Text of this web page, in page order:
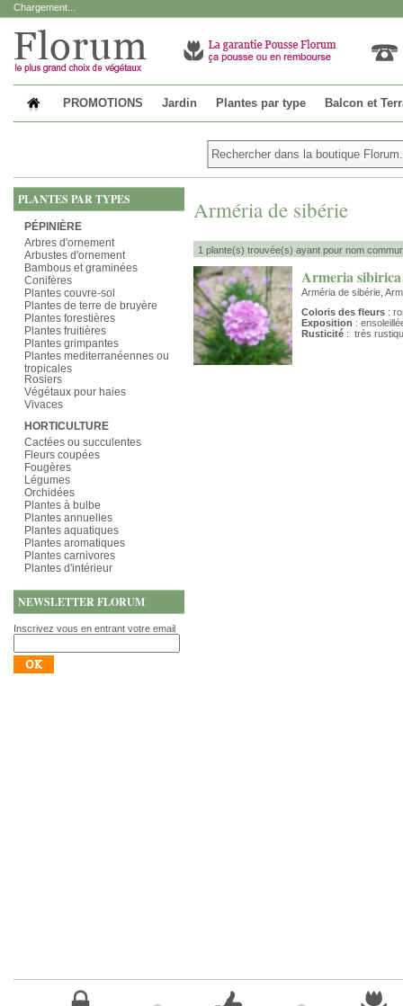
Chargement...
PROMOTIONS Jardin Plantes par type Balcon et
PLANTES PAR TYPES
PÉPINIÈRE
Arbres d'ornement
Arbustes d'ornement
Bambous et graminées
Conifères
Plantes couvre-sol
Plantes de terre de bruyère
Plantes forestières
Plantes fruitières
Plantes grimpantes
Plantes mediterranéennes ou
tropicales
Rosiers
Végétaux pour haies
Vivaces
HORTICULTURE
Cactées ou succulentes
Fleurs coupées
Fougères
Légumes
Orchidées
Plantes à bulbe
Plantes annuelles
Plantes aquatiques
Plantes aromatiques
Plantes carnivores
Plantes d'intérieur
NEWSLETTER FLORUM
Inscrivez vous en entrant votre email
Arméria de sibérie
1 plante(s) trouvée(s) ayant pour nom
Armeria sibirica
Arméria de sibérie,
Coloris des fleurs :
Exposition :
Rusticité : très